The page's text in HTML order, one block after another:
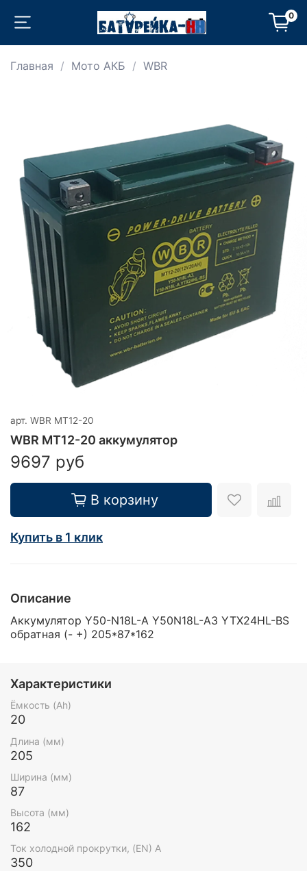
0
Главная Мото АКБ WBR
арт. WBR MT12-20
WBR MT12-20 аккумулятор
9697 руб
В корзину
Купить в 1 клик
Описание
Аккумулятор Y50-N18L-A Y50N18L-A3 YTX24HL-BS
обратная (- +) 205*87*162
Характеристики
Ёмкость (Ah)
20
Длина (мм)
205
Ширина (мм)
87
Высота (мм)
162
Ток холодной прокрутки, (EN) А
350